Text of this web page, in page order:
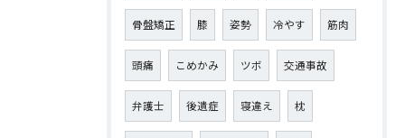
骨盤矯正 膝 姿勢 冷やす 筋肉
頭痛 こめかみ ツボ 交通事故
弁護士 後遺症 寝違え 枕